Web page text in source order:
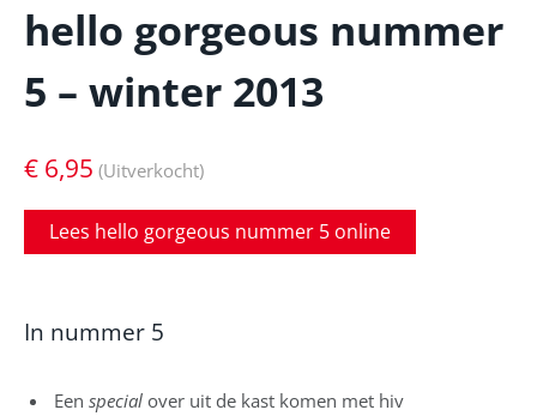
hello gorgeous nummer
5 – winter 2013
€ 6,95
Lees hello gorgeous nummer 5 online
In nummer 5
Een special over uit de kast komen met hiv